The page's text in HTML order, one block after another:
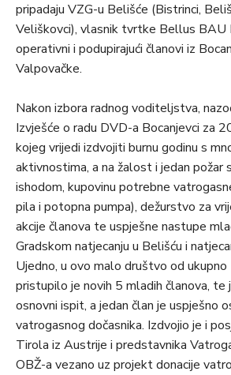
pripadaju VZG-u Belišće (Bistrinci,
Veliškovci), vlasnik tvrtke Bellus BAU
operativni i podupirajući članovi iz
Valpovačke.
Nakon izbora radnog voditeljstva,
Izvješće o radu DVD-a Bocanjevci za
kojeg vrijedi izdvojiti burnu godinu s
aktivnostima, a na žalost i jedan požar
ishodom, kupovinu potrebne
pila i potopna pumpa), dežurstvo za
akcije članova te uspješne nastupe
Gradskom natjecanju u Belišću i
Ujedno, u ovo malo društvo od ukupno
pristupilo je novih 5 mladih članova, te
osnovni ispit, a jedan član je uspješno
vatrogasnog dočasnika. Izdvojio je i
Tirola iz Austrije i predstavnika
OBŽ-a vezano uz projekt donacije